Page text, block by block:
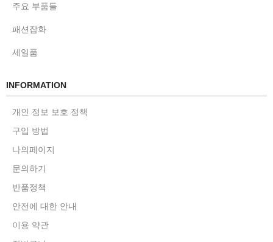
주요 부품들
패션잡화
세일품
INFORMATION
개인 정보 보호 정책
구입 방법
나의페이지
문의하기
반품정책
안전에 대한 안내
이용 약관